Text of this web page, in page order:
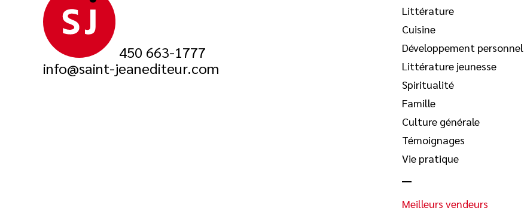
450 663-1777
info@saint-jeanediteur.com
Littérature
Cuisine
Développement personnel
Littérature jeunesse
Spiritualité
Famille
Culture générale
Témoignages
Vie pratique
Meilleurs vendeurs